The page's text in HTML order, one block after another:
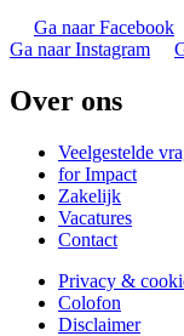
Ga naar Facebook
Ga naar Instagram
Over ons
Veelgestelde
for Impact
Zakelijk
Vacatures
Contact
Privacy &
Colofon
Disclaimer